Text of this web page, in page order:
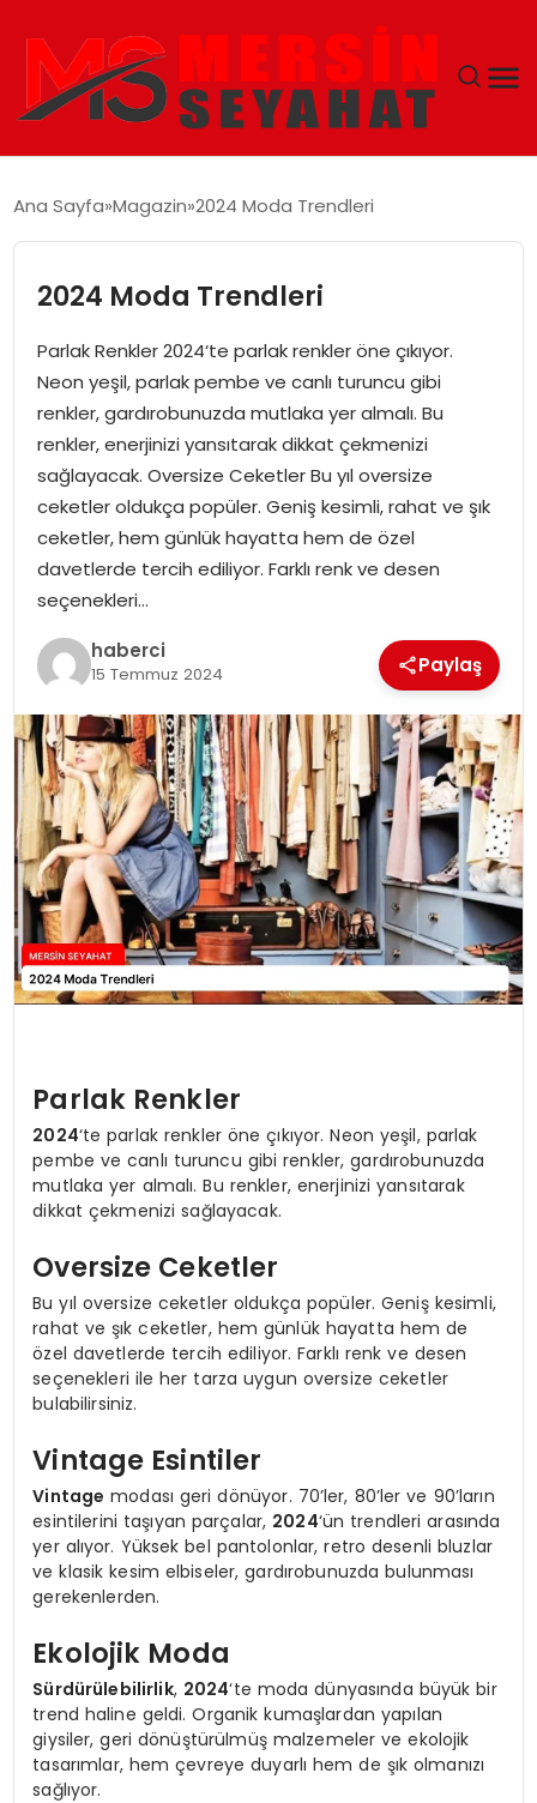
EKONOMI
EĞITIM
TEKNOLOJI
GÜNCEL
Ana Sayfa Magazin 2024 Moda Trendleri
2024 Moda Trendleri
Parlak Renkler 2024‘te parlak renkler öne çıkıyor.
Neon yeşil, parlak pembe ve canlı turuncu gibi
renkler, gardırobunuzda mutlaka yer almalı. Bu
renkler, enerjinizi yansıtarak dikkat çekmenizi
sağlayacak. Oversize Ceketler Bu yıl oversize
ceketler oldukça popüler. Geniş kesimli, rahat ve şık
ceketler, hem günlük hayatta hem de özel
davetlerde tercih ediliyor. Farklı renk ve desen
seçenekleri…
haberci
15 Temmuz 2024 Paylaş
Parlak Renkler
2024‘te parlak renkler öne çıkıyor. Neon yeşil, parlak
pembe ve canlı turuncu gibi renkler, gardırobunuzda
mutlaka yer almalı. Bu renkler, enerjinizi yansıtarak
dikkat çekmenizi sağlayacak.
Oversize Ceketler
Bu yıl oversize ceketler oldukça popüler. Geniş kesimli,
rahat ve şık ceketler, hem günlük hayatta hem de
özel davetlerde tercih ediliyor. Farklı renk ve desen
seçenekleri ile her tarza uygun oversize ceketler
bulabilirsiniz.
Vintage Esintiler
Vintage modası geri dönüyor. 70’ler, 80’ler ve 90’ların
esintilerini taşıyan parçalar, 2024‘ün trendleri arasında
yer alıyor. Yüksek bel pantolonlar, retro desenli bluzlar
ve klasik kesim elbiseler, gardırobunuzda bulunması
gerekenlerden.
Ekolojik Moda
Sürdürülebilirlik, 2024‘te moda dünyasında büyük bir
trend haline geldi. Organik kumaşlardan yapılan
giysiler, geri dönüştürülmüş malzemeler ve ekolojik
tasarımlar, hem çevreye duyarlı hem de şık olmanızı
sağlıyor.